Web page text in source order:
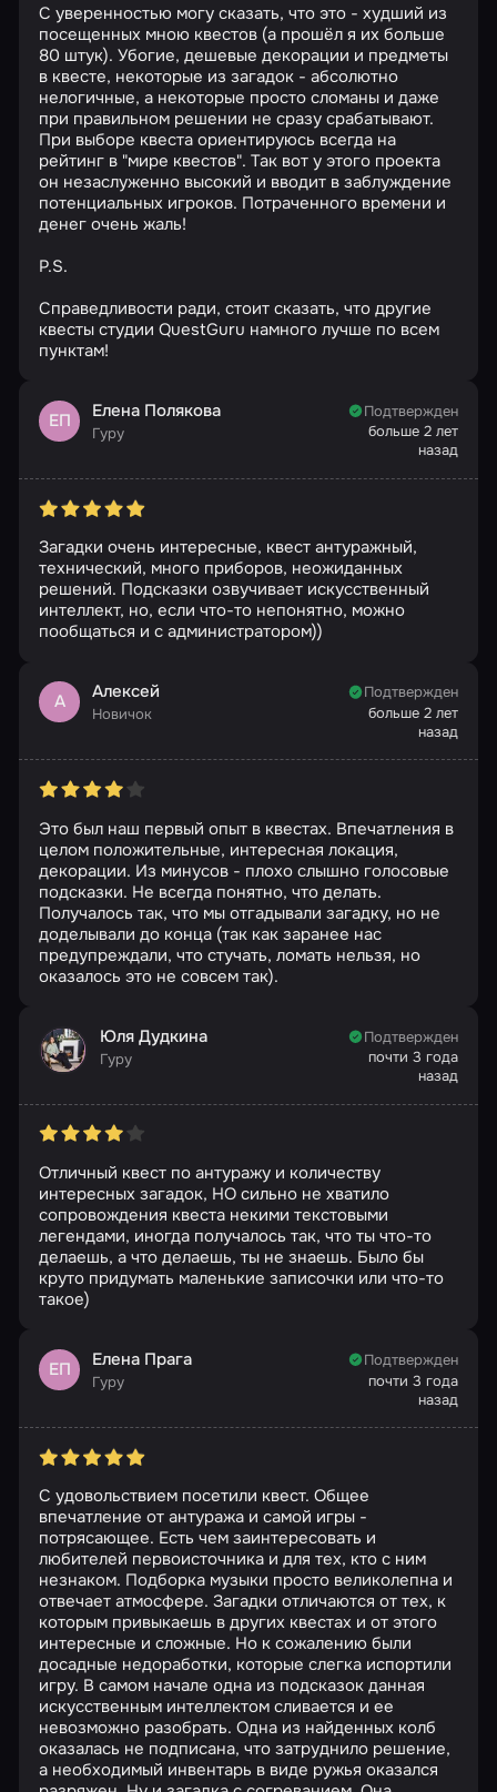
С уверенностью могу сказать, что это - худший из
посещенных мною квестов (а прошёл я их больше
80 штук). Убогие, дешевые декорации и предметы
в квесте, некоторые из загадок - абсолютно
нелогичные, а некоторые просто сломаны и даже
при правильном решении не сразу срабатывают.
При выборе квеста ориентируюсь всегда на
рейтинг в "мире квестов". Так вот у этого проекта
он незаслуженно высокий и вводит в заблуждение
потенциальных игроков. Потраченного времени и
денег очень жаль!
P.S.
Справедливости ради, стоит сказать, что другие
квесты студии QuestGuru намного лучше по всем
пунктам!
ЕП Елена Полякова
Гуру
Подтвержден
больше 2 лет
назад
Загадки очень интересные, квест антуражный,
технический, много приборов, неожиданных
решений. Подсказки озвучивает искусственный
интеллект, но, если что-то непонятно, можно
пообщаться и с администратором))
А Алексей
Новичок
Подтвержден
больше 2 лет
назад
Это был наш первый опыт в квестах. Впечатления в
целом положительные, интересная локация,
декорации. Из минусов - плохо слышно голосовые
подсказки. Не всегда понятно, что делать.
Получалось так, что мы отгадывали загадку, но не
доделывали до конца (так как заранее нас
предупреждали, что стучать, ломать нельзя, но
оказалось это не совсем так).
Юля Дудкина
Гуру
Подтвержден
почти 3 года
назад
Отличный квест по антуражу и количеству
интересных загадок, НО сильно не хватило
сопровождения квеста некими текстовыми
легендами, иногда получалось так, что ты что-то
делаешь, а что делаешь, ты не знаешь. Было бы
круто придумать маленькие записочки или что-то
такое)
ЕП Елена Прага
Гуру
Подтвержден
почти 3 года
назад
С удовольствием посетили квест. Общее
впечатление от антуража и самой игры -
потрясающее. Есть чем заинтересовать и
любителей первоисточника и для тех, кто с ним
незнаком. Подборка музыки просто великолепна и
отвечает атмосфере. Загадки отличаются от тех, к
которым привыкаешь в других квестах и от этого
интересные и сложные. Но к сожалению были
досадные недоработки, которые слегка испортили
игру. В самом начале одна из подсказок данная
искусственным интеллектом сливается и ее
невозможно разобрать. Одна из найденных колб
оказалась не подписана, что затруднило решение,
а необходимый инвентарь в виде ружья оказался